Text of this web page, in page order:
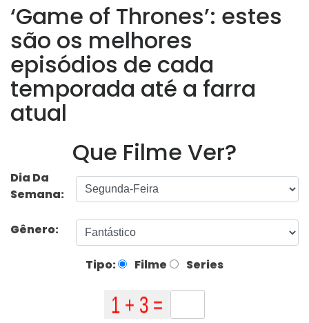
‘Game of Thrones’: estes
são os melhores
episódios de cada
temporada até a farra
atual
Que Filme Ver?
Dia Da
Semana:
Gênero:
Tipo: Filme Series